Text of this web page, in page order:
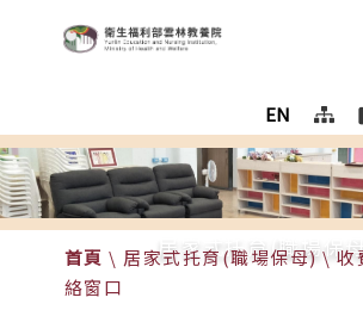
跳至主要區塊
衛生福利部雲林教養
menu
EN
Homepage
menu
color
居家式托育(職場保
首頁 \ 居家式托育(職場保母) \ 收
絡窗口